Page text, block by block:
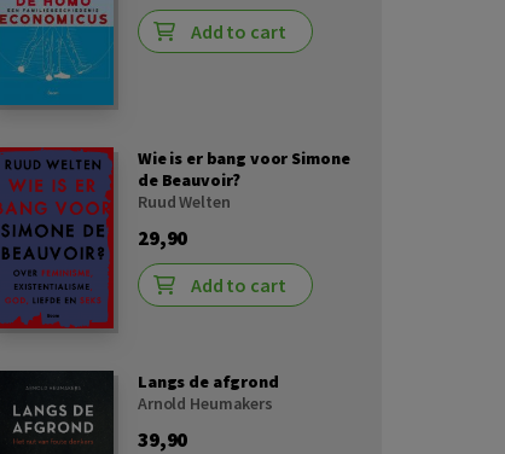
Add to cart
Wie is er bang voor Simone
de Beauvoir?
Ruud Welten
29,90
Add to cart
Langs de afgrond
Arnold Heumakers
39,90